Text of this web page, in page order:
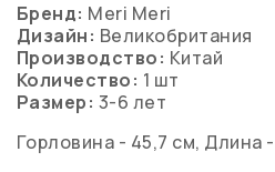
Бренд: Meri Meri
Дизайн: Великобритания
Производство: Китай
Количество: 1 шт
Размер: 3-6 лет
Горловина - 45,7 см, Длина -